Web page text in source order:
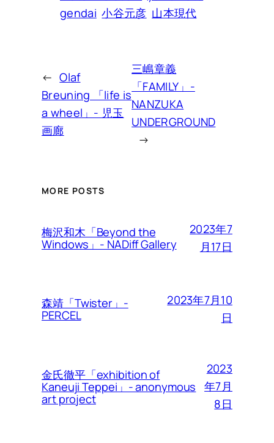
gendai 小谷元彦 山本現代
← Olaf
Breuning 「life is
a wheel」- 児玉
画廊
三嶋章義
「FAMILY」-
NANZUKA
UNDERGROUND
→
MORE POSTS
梅沢和木「Beyond the
Windows」- NADiff Gallery
2023年7
月17日
森靖「Twister」-
PERCEL
2023年7月10
日
金氏徹平「exhibition of
Kaneuji Teppei」- anonymous
art project
2023
年7月
8日